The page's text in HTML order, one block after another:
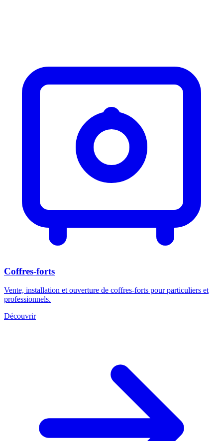
Coffres-forts
Vente, installation et ouverture de coffres-forts pour particuliers et
professionnels.
Découvrir